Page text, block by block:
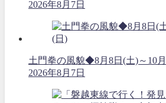
2026年8月7日
土門拳の風貌◆8月8日(土)～10
2026年8月7日